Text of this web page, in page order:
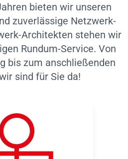
bieten wir unseren
zuverlässige Netzwerk-
Architekten stehen wir
Rundum-Service. Von
bis zum anschließenden
sind für Sie da!